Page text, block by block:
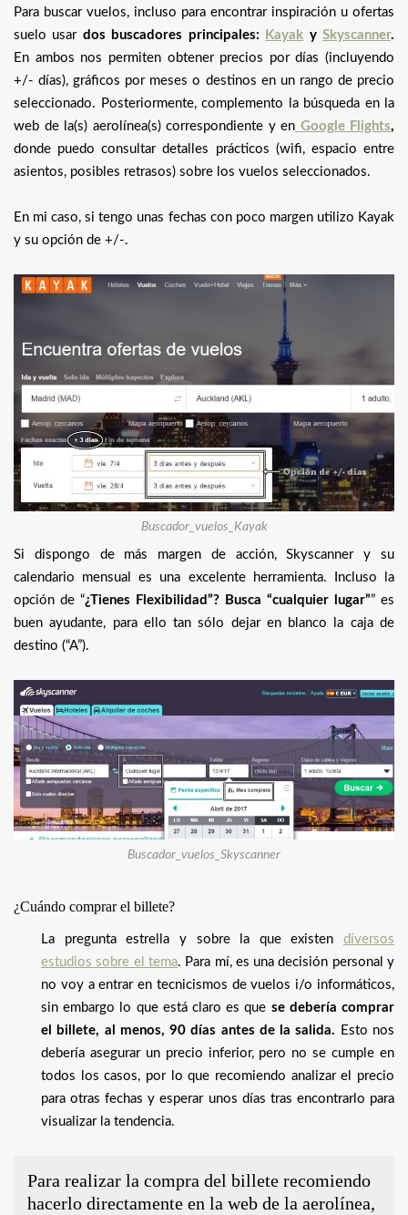
Para buscar vuelos, incluso para encontrar inspiración u ofertas
suelo usar dos buscadores principales: Kayak ySkyscanner.
En ambos nos permiten obtener precios por días (incluyendo
+/- días), gráficos por meses o destinos en un rango de precio
seleccionado. Posteriormente, complemento la búsqueda en la
web de la(s) aerolínea(s) correspondiente y en Google Flights,
donde puedo consultar detalles prácticos (wifi, espacio entre
asientos, posibles retrasos) sobre los vuelos seleccionados.
En mi caso, si tengo unas fechas con poco margen utilizo Kayak
y su opción de +/-.
Buscador_vuelos_Kayak
Si dispongo de más margen de acción, Skyscanner y su
calendario mensual es una excelente herramienta. Incluso la
opción de “¿Tienes Flexibilidad”? Busca “cualquier lugar”” es
buen ayudante, para ello tan sólo dejar en blanco la caja de
destino (“A”).
Buscador_vuelos_Skyscanner
¿Cuándo comprar el billete?
La pregunta estrella y sobre la que existen diversos
estudios sobre el tema. Para mí, es una decisión personal y
no voy a entrar en tecnicismos de vuelos i/o informáticos,
sin embargo lo que está claro es que se debería comprar
el billete, al menos, 90 días antes de la salida. Esto nos
debería asegurar un precio inferior, pero no se cumple en
todos los casos, por lo que recomiendo analizar el precio
para otras fechas y esperar unos días tras encontrarlo para
visualizar la tendencia.
Para realizar la compra del billete recomiendo
hacerlo directamente en la web de la aerolínea,